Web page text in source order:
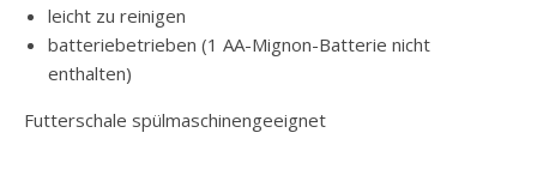
leicht zu reinigen
batteriebetrieben (1 AA-Mignon-Batterie nicht
enthalten)
Futterschale spülmaschinengeeignet